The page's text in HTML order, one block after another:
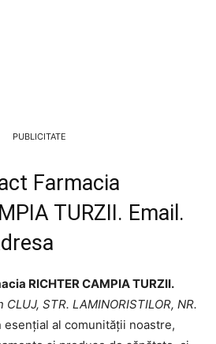
PUBLICITATE
Farmacia
TURZII. Email.
RICHTER CAMPIA TURZII.
STR. LAMINORISTILOR, NR.
esențial al comunității noastre,